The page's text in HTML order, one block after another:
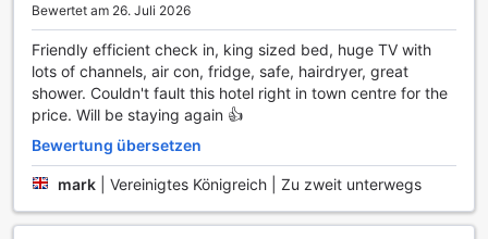
für Freizeit- als auch für Fitnessbegeisterte ideal sind. Auf
dem hoteleigenen Golfplatz können Sie Ihre Fähigkeiten auf
dem Grün verbessern oder einfach nur die entspannende
Atmosphäre genießen, während Sie die malerische
Umgebung erkunden. Egal, ob Sie ein erfahrener Golfer
sind oder zum ersten Mal den Schläger schwingen, der
Platz bietet Herausforderungen für jedes Niveau und lädt
zu einem unvergesslichen Spielerlebnis ein.
Zusätzlich zu den Golfmöglichkeiten steht den Gästen ein
einer Vielzahl von Geräten, darunter Cardiogeräte,
Bewertet am 26. Juli 2026
Friendly efficient check in, king sized bed, huge TV with
lots of channels, air con, fridge, safe, hairdryer, great
shower. Couldn't fault this hotel right in town centre for the
price. Will be staying again 👍
Bewertung übersetzen
mark Vereinigtes Königreich | Zu zweit unterwegs